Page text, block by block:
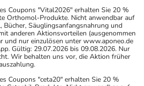
Coupons "Vital2026" erhalten Sie 20 %
Orthomol-Produkte. Nicht anwendbar auf
Bücher, Säuglingsanfangsnahrung und
anderen Aktionsvorteilen (ausgenommen
und nur einzulösen unter www.aponeo.de
Gültig: 29.07.2026 bis 09.08.2026. Nur
Wir behalten uns vor, die Aktion früher
Coupons "ceta20" erhalten Sie 20 %